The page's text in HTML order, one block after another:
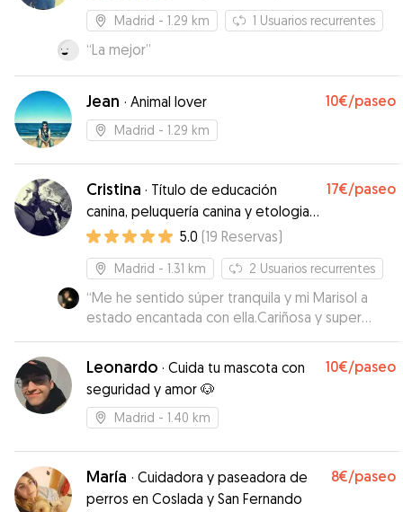
Madrid - 1.29 km 1 Usuarios recurrentes
“La mejor”
Jean · Animal lover 10€/paseo
Madrid - 1.29 km
Cristina · Título de educación
canina, peluquería canina y etologia
felina
17€/paseo
5.0 (19 Reservas)
Madrid - 1.31 km 2 Usuarios recurrentes
“Me he sentido súper tranquila y mi Marisol a
estado encantada con ella.Cariñosa y super
responsable.”
Leonardo · Cuida tu mascota con
seguridad y amor 🐶
10€/paseo
Madrid - 1.40 km
María · Cuidadora y paseadora de
perros en Coslada y San Fernando
8€/paseo